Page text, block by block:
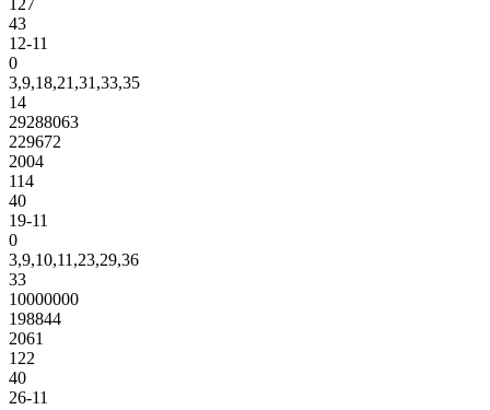
43
12-11
0
3,9,18,21,31,33,35
14
29288063
229672
2004
114
40
19-11
0
3,9,10,11,23,29,36
33
10000000
198844
2061
122
40
26-11